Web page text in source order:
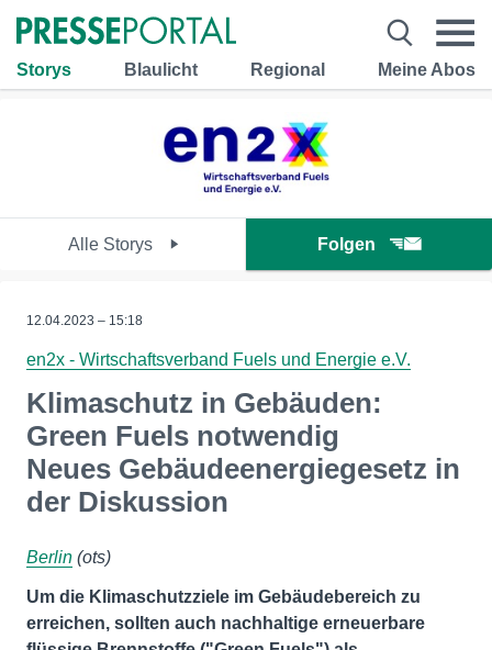
Storys Blaulicht Regional Meine Abos
Alle Storys Folgen
12.04.2023 – 15:18
en2x - Wirtschaftsverband Fuels und Energie e.V.
Klimaschutz in Gebäuden:
Green Fuels notwendig
Neues Gebäudeenergiegesetz in
der Diskussion
Berlin (ots)
Um die Klimaschutzziele im Gebäudebereich zu
erreichen, sollten auch nachhaltige erneuerbare